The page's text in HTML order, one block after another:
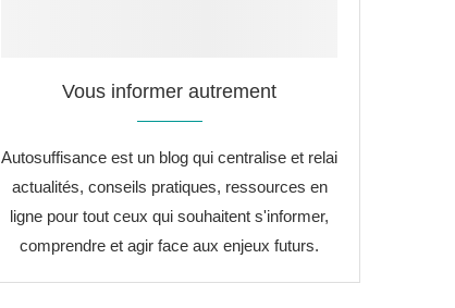
Vous informer autrement
Autosuffisance est un blog qui centralise et relai
actualités, conseils pratiques, ressources en
ligne pour tout ceux qui souhaitent s'informer,
comprendre et agir face aux enjeux futurs.